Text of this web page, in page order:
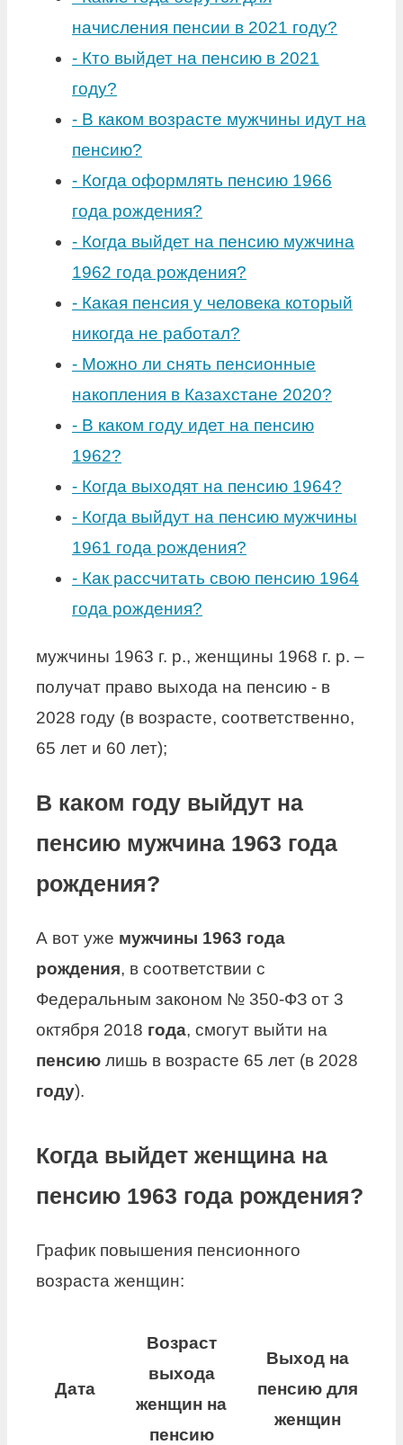
начисления пенсии в 2021 году?
- Кто выйдет на пенсию в 2021
году?
- В каком возрасте мужчины идут на
пенсию?
- Когда оформлять пенсию 1966
года рождения?
- Когда выйдет на пенсию мужчина
1962 года рождения?
- Какая пенсия у человека который
никогда не работал?
- Можно ли снять пенсионные
накопления в Казахстане 2020?
- В каком году идет на пенсию
1962?
- Когда выходят на пенсию 1964?
- Когда выйдут на пенсию мужчины
1961 года рождения?
- Как рассчитать свою пенсию 1964
года рождения?
мужчины 1963 г. р., женщины 1968 г. р. –
получат право выхода на пенсию - в
2028 году (в возрасте, соответственно,
65 лет и 60 лет);
В каком году выйдут на
пенсию мужчина 1963 года
рождения?
А вот уже мужчины 1963 года
рождения, в соответствии с
Федеральным законом № 350-ФЗ от 3
октября 2018 года, смогут выйти на
пенсию лишь в возрасте 65 лет (в 2028
году).
Когда выйдет женщина на
пенсию 1963 года рождения?
График повышения пенсионного
возраста женщин:
Дата
Возраст
выхода
женщин на
пенсию
Выход на
пенсию для
женщин